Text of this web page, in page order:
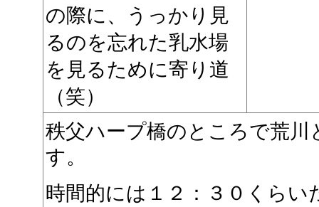
の際に、うっかり見
るのを忘れた乳水場
を見るために寄り道
（笑）
秩父ハープ橋のところで荒
す。
時間的には１２：３０くら